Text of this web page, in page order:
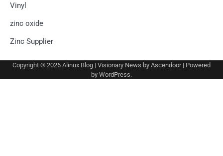
Vinyl
zinc oxide
Zinc Supplier
Copyright © 2026 Alinux Blog | Visionary News by Ascendoor| Powered
by WordPress.